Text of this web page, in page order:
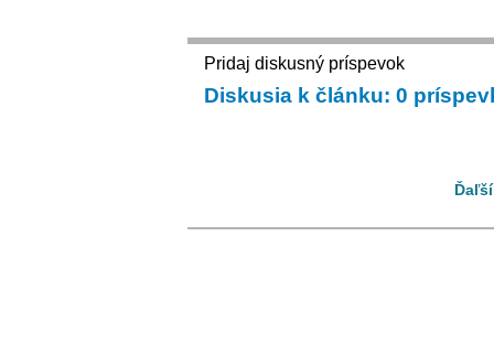
Pridaj diskusný príspevok
Diskusia k článku: 0